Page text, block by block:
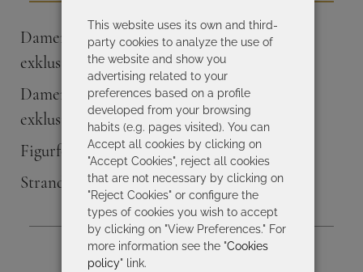
Damenbadeanzüge von hoher Qualität und
exklusiven Designs
Damenbikinis von hoher Qualität und
exklusiven Designs
Figurformender Badeanzug für Damen
Strandbekleidung
This website uses its own and third-
party cookies to analyze the use of
the website and show you
advertising related to your
preferences based on a profile
developed from your browsing
habits (e.g. pages visited). You can
Accept all cookies by clicking on
"Accept Cookies", reject all cookies
that are not necessary by clicking on
"Reject Cookies" or configure the
types of cookies you wish to accept
by clicking on "View Preferences." For
more information see the "Cookies
policy" link.